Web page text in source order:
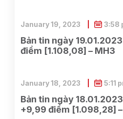
Bản tin ngày
điểm [1.108,08] – MH3
January 19, 2023 3:58
Bản tin ngày
+9,99 điểm [1.098,28] –
January 18, 2023 5:11